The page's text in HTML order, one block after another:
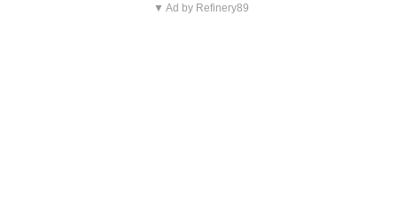
▼ Ad by Refinery89